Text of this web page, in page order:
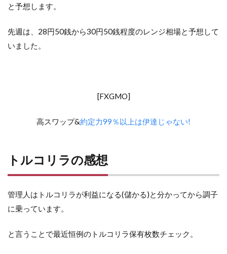
と予想します。
先週は、28円50銭から30円50銭程度のレンジ相場と予想して
いました。
[FXGMO]
高スワップ&約定力99％以上は伊達じゃない!
トルコリラの感想
管理人はトルコリラが利益になる(儲かる)と分かってから調子
に乗っています。
と言うことで最近恒例のトルコリラ保有枚数チェック。